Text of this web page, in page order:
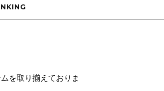
を取り揃えておりま